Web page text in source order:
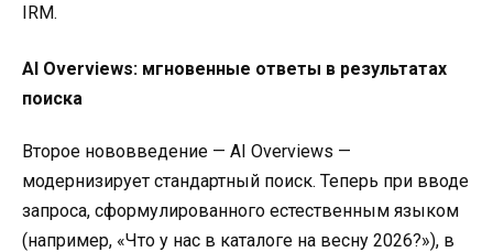
IRM.
AI Overviews: мгновенные ответы в результатах
поиска
Второе нововведение — AI Overviews —
модернизирует стандартный поиск. Теперь при вводе
запроса, сформулированного естественным языком
(например, «Что у нас в каталоге на весну 2026?»), в